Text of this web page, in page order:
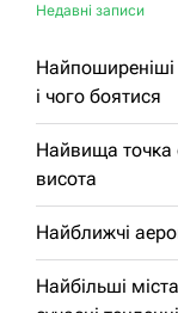
Недавні записи
Найпоширеніші
і чого боятися
Найвища точка
висота
Найближчі
Найбільші